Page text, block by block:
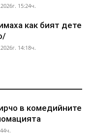
15:24ч.
как бият дете
14:18ч.
в комедийните